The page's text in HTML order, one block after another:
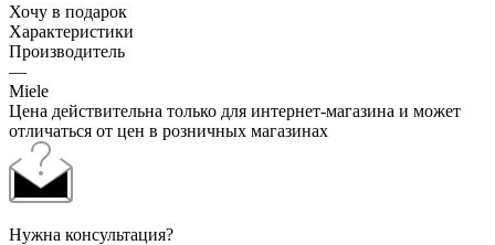
Хочу в подарок
Характеристики
Производитель
—
Miele
Цена действительна только для интернет-магазина и может
отличаться от цен в розничных магазинах
Нужна консультация?